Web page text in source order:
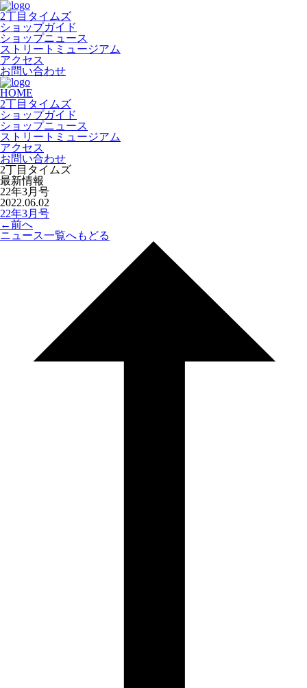
2丁目タイムズ
ショップガイド
ショップニュース
ストリートミュージアム
アクセス
お問い合わせ
HOME
2丁目タイムズ
ショップガイド
ショップニュース
ストリートミュージアム
アクセス
お問い合わせ
2丁目タイムズ
最新情報
22年3月号
2022.06.02
22年3月号
←前へ
ニュース一覧へもどる